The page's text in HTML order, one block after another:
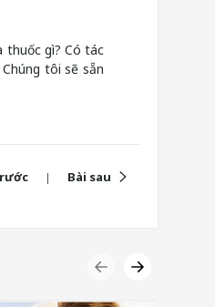
thuốc gì? Có tác
Chúng tôi sẽ sẵn
Bài sau